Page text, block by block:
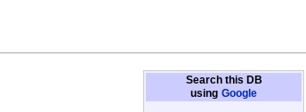
Search this DB
using Google